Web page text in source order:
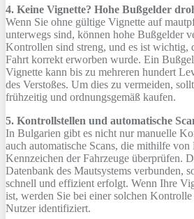
4. Keine Vignette? Hohe Bußgelder
Wenn Sie ohne gültige Vignette auf
unterwegs sind, können hohe Bußgelder
Kontrollen sind streng, und es ist wichtig,
Fahrt korrekt erworben wurde. Ein
Vignette kann bis zu mehreren hundert
des Verstoßes. Um dies zu vermeiden,
frühzeitig und ordnungsgemäß kaufen.
5. Kontrollstellen und automatische
In Bulgarien gibt es nicht nur manuelle
auch automatische Scans, die mithilfe von
Kennzeichen der Fahrzeuge überprüfen.
Datenbank des Mautsystems verbunden,
schnell und effizient erfolgt. Wenn Ihre
ist, werden Sie bei einer solchen
Nutzer identifiziert.